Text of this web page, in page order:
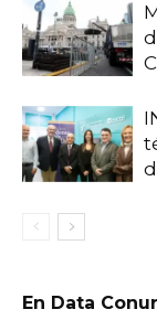
En Data